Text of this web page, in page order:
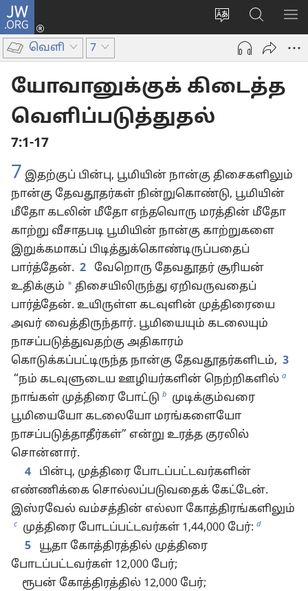
JW.ORG
மொழியை
மாற்றவும்
உள்நுழைக
window)
JW.ORG-
ல்
தேடவும்
வெளி 7
யோவானுக்குக் கிடைத்த
வெளிப்படுத்துதல்
7:1-17
7 இதற்குப் பின்பு, பூமியின் நான்கு திசைகளிலும்
நான்கு தேவதூதர்கள் நின்றுகொண்டு, பூமியின்
மீதோ கடலின் மீதோ எந்தவொரு மரத்தின் மீதோ
காற்று வீசாதபடி பூமியின் நான்கு காற்றுகளை
இறுக்கமாகப் பிடித்துக்கொண்டிருப்பதைப்
பார்த்தேன். 2
வேறொரு தேவதூதர் சூரியன்
உதிக்கும் * திசையிலிருந்து ஏறிவருவதைப்
பார்த்தேன். உயிருள்ள கடவுளின் முத்திரையை
அவர் வைத்திருந்தார். பூமியையும் கடலையும்
நாசப்படுத்துவதற்கு அதிகாரம்
கொடுக்கப்பட்டிருந்த நான்கு தேவதூதர்களிடம், 3
“நம் கடவுளுடைய ஊழியர்களின் நெற்றிகளில் a
நாங்கள் முத்திரை போட்டு b
முடிக்கும்வரை
பூமியையோ கடலையோ மரங்களையோ
நாசப்படுத்தாதீர்கள்” என்று உரத்த குரலில்
சொன்னார்.
4
பின்பு, முத்திரை போடப்பட்டவர்களின்
எண்ணிக்கை சொல்லப்படுவதைக் கேட்டேன்.
இஸ்ரவேல் வம்சத்தின் எல்லா கோத்திரங்களிலும்
c முத்திரை போடப்பட்டவர்கள் 1,44,000 பேர்: d
5
யூதா கோத்திரத்தில் முத்திரை
போடப்பட்டவர்கள் 12,000 பேர்;
ரூபன் கோத்திரத்தில் 12,000 பேர்;